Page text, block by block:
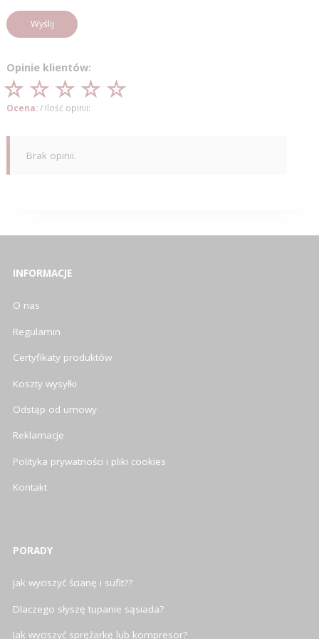
Wyślij
Opinie klientów:
Ocena:/ Ilość opinii:
Brak opinii.
INFORMACJE
O nas
Regulamin
Certyfikaty produktów
Koszty wysyłki
Odstąp od umowy
Reklamacje
Polityka prywatności i pliki cookies
Kontakt
PORADY
Jak wyciszyć ścianę i sufit??
Dlaczego słyszę tupanie sąsiada?
Jak wyciszyć sprężarkę lub kompresor?